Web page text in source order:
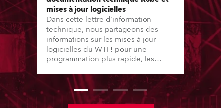
mises à jour logicielles
Dans cette lettre d'information
technique, nous partageons des
informations sur les mises à jour
logicielles du WTF! pour une
programmation plus rapide, les
technique Robe et également sur les
mises à jour logicielles depuis la
dernière lettre d'information.